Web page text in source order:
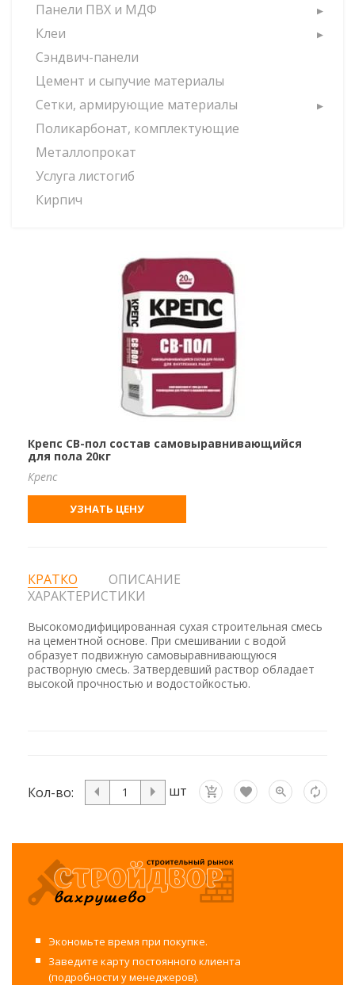
Панели ПВХ и МДФ
Клеи
Сэндвич-панели
Цемент и сыпучие материалы
Сетки, армирующие материалы
Поликарбонат, комплектующие
Металлопрокат
Услуга листогиб
Кирпич
Крепс СВ-пол состав самовыравнивающийся
для пола 20кг
Крепс
УЗНАТЬ ЦЕНУ
КРАТКО
ОПИСАНИЕ
ХАРАКТЕРИСТИКИ
Высокомодифицированная сухая строительная смесь
на цементной основе. При смешивании с водой
образует подвижную самовыравнивающуюся
растворную смесь. Затвердевший раствор обладает
высокой прочностью и водостойкостью.
Кол-во: шт
Экономьте время при покупке.
Заведите карту постоянного клиента
(подробности у менеджеров).